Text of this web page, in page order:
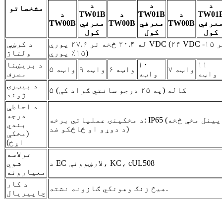
مشخصاتو
د
TW00B
د
TW01B
معرفي
کول
د
TW00B
د
TW01B
معرفي
کول
د
TW00B
د
کول
د کرښې
ولتاژ
له ۲۰.۴ څخه تر ۲۷.۶ پورې VDC (۲۴ VDC -۱۵ څخه تر
۱۵٪ پورې)
د بریښنا
مصرف
۵ واټه ۹ واټه ۶ واټه
۱۰
واټه
۷ واټه
۱۱
واټه
د بیټرۍ
ژوند
۵ کاله (په ۲۵ درجو سانتي ګراد کې)
د احاطې
درجه
بندي
(مخکې
اړخ)
د مخکینۍ عملیاتي برخه: IP65 (یوازې د پینل مخې څخه
د دوړو او څاڅکو ضد)
ترلاسه
شوي
معیارونه
د EC لارښوونې، KC، cUL508
د کار
چاپیریال
هیڅ زنګ وهونکي ګازونه نشته.